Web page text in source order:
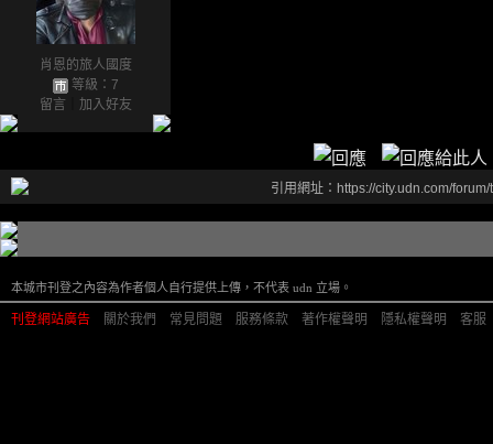
肖恩的旅人國度
等級：7
留言
加入好友
引用網址：https://city.udn.com/
本城市刊登之內容為作者個人自行提供上傳，不代表 udn 立場。
刊登網站廣告 關於我們 常見問題 服務條款 著作權聲明 隱私權聲明 客服